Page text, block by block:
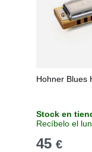
Hohner Blues
Stock en
Recíbelo el
45 €